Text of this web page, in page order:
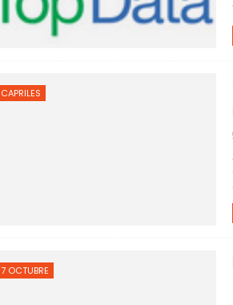
CAPRILES
7 OCTUBRE